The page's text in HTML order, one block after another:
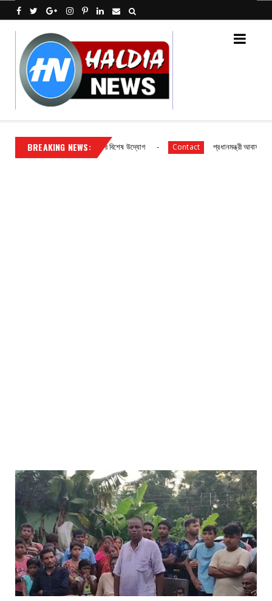
BREAKING NEWS:
পূর্ব মেদিনীপুর জেলা পুলিশের বিশেষ উদ্যোগ Contact প্রধানমন্ত্রী আবাস যোজনা